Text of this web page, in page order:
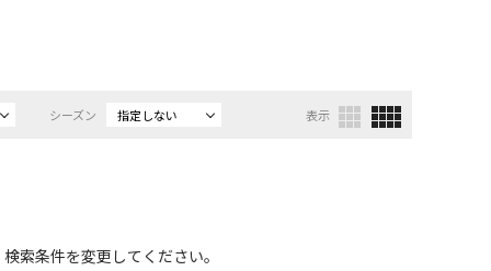
シーズン 指定しない 表示
索条件を変更してください。